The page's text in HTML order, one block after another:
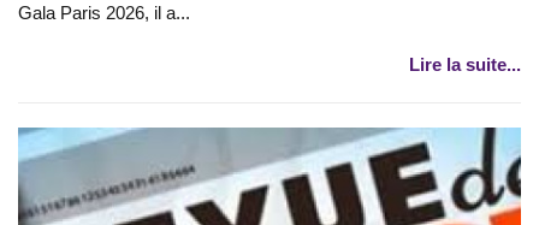
Gala Paris 2026, il a...
Lire la suite...